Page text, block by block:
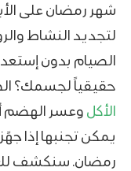
شهر رمضان على
لتجديد النشاط
الصيام بدون
حقيقياً لجسمك؟
الأكل وعسر الهضم
يمكن تجنبها إذا
رمضان. سنكشف